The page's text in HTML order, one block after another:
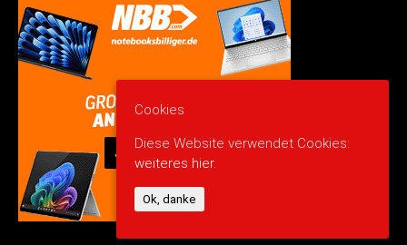
Cookies
Diese Website verwendet Cookies:
weiteres hier.
Ok, danke